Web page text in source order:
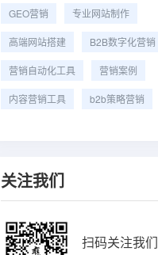
GEO营销 专业网站制作
高端网站搭建 B2B数字化营销
营销自动化工具 营销案例
内容营销工具 b2b策略营销
关注我们
扫码关注我们